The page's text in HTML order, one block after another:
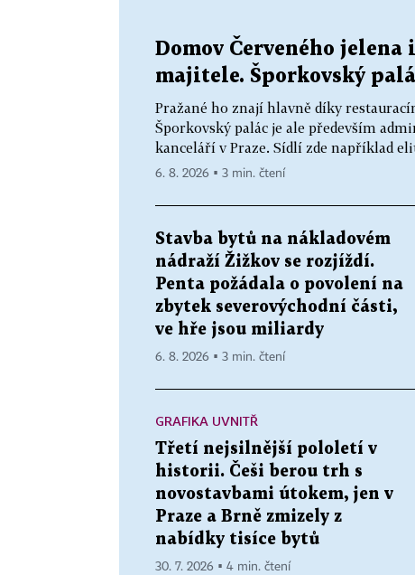
Domov Červeného
majitele. Šporkovský
Pražané ho znají hlavně díky
Šporkovský palác je ale především
kanceláří v Praze. Sídlí zde například
6. 8. 2026 ▪ 3 min. čtení
Stavba bytů na nákladovém
nádraží Žižkov se rozjíždí.
Penta požádala o povolení na
zbytek severovýchodní části,
ve hře jsou miliardy
6. 8. 2026 ▪ 3 min. čtení
GRAFIKA UVNITŘ
Třetí nejsilnější pololetí v
historii. Češi berou trh s
novostavbami útokem, jen v
Praze a Brně zmizely z
nabídky tisíce bytů
30. 7. 2026 ▪ 4 min. čtení